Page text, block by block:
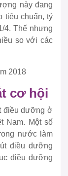
này đang
tiêu chuẩn, tỷ
4. Thế nhưng
so với các
2018
cơ hội
điều dưỡng ở
Nam. Một số
nước làm
điều dưỡng
điều dưỡng